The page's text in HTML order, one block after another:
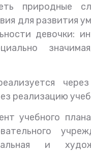
природные
для развития
девочки:
реализацию
учебного
и